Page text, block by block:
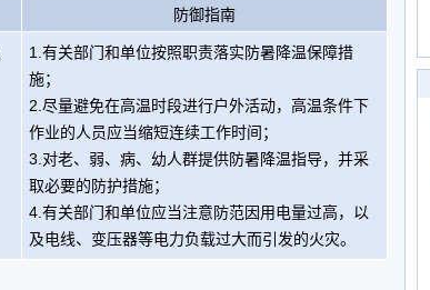
防御指南
1.有关部门和单位按照职责落实防暑降温保障措
施；
2.尽量避免在高温时段进行户外活动，高温条件下
作业的人员应当缩短连续工作时间；
3.对老、弱、病、幼人群提供防暑降温指导，并采
取必要的防护措施；
4.有关部门和单位应当注意防范因用电量过高，以
及电线、变压器等电力负载过大而引发的火灾。